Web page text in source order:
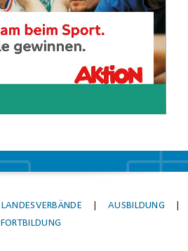
LANDESVERBÄNDE AUSBILDUNG
FORTBILDUNG